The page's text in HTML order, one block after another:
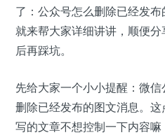
了：公众号怎么删除已经发
就来帮大家详细讲讲，顺便
后再踩坑。
先给大家一个小小提醒：微
删除已经发布的图文消息。
写的文章不想控制一下内容